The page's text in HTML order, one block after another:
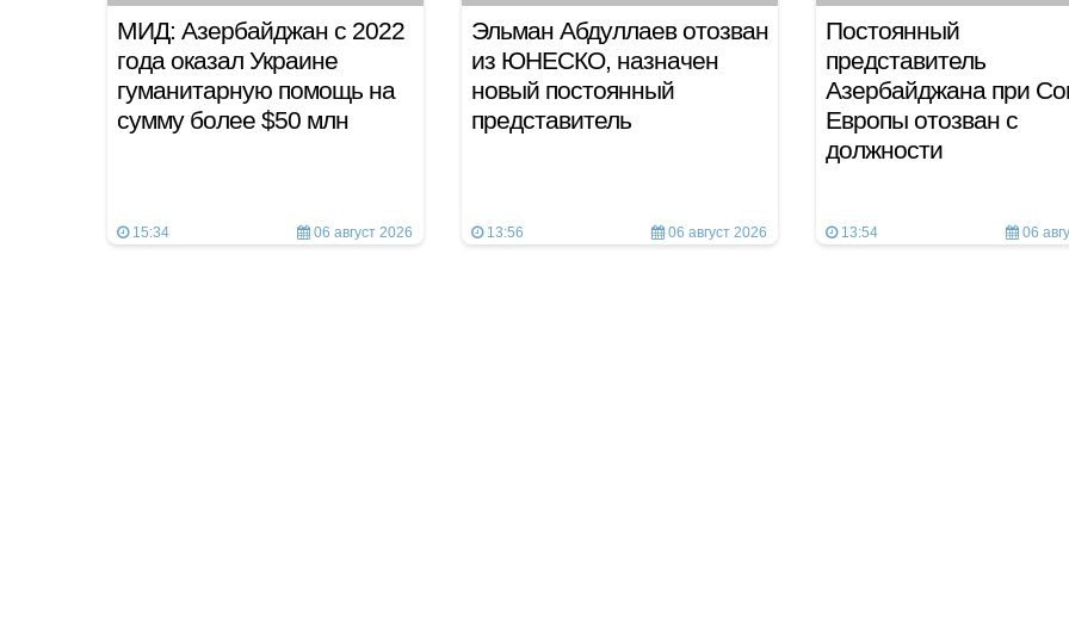
МИД: Азербайджан с 2022
года оказал Украине
гуманитарную помощь на
сумму более $50 млн
15:34 06 август 2026
Эльман Абдуллаев отозван
из ЮНЕСКО, назначен
новый постоянный
представитель
13:56 06 август 2026
Постоянный
представитель
Азербайджана при
Европы отозван с
должности
13:54 06